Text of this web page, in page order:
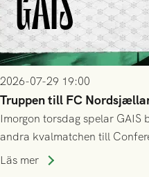
2026-07-29 19:00
Truppen till FC
Imorgon torsdag spelar
andra kvalmatchen till
Park! Fredrik Holmberg och
Läs mer